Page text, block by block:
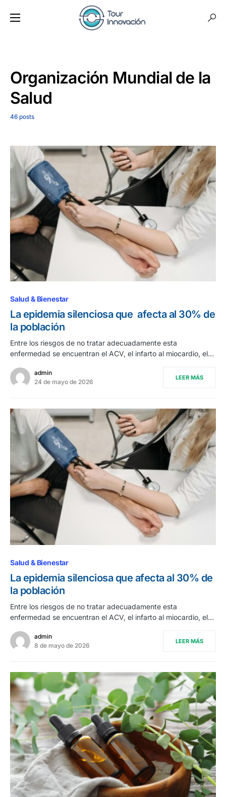
Organización Mundial de la
Salud
46 posts
Salud & Bienestar
La epidemia silenciosa que afecta al 30% de
la población
Entre los riesgos de no tratar adecuadamente esta
enfermedad se encuentran el ACV, el infarto al miocardio, el…
admin
24 de mayo de 2026
LEER MÁS
Salud & Bienestar
La epidemia silenciosa que afecta al 30% de
la población
Entre los riesgos de no tratar adecuadamente esta
enfermedad se encuentran el ACV, el infarto al miocardio, el…
admin
8 de mayo de 2026
LEER MÁS